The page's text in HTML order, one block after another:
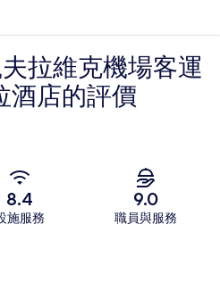
拉維克機場客運
酒店的評價
8.4
施服務
9.0
職員與服務